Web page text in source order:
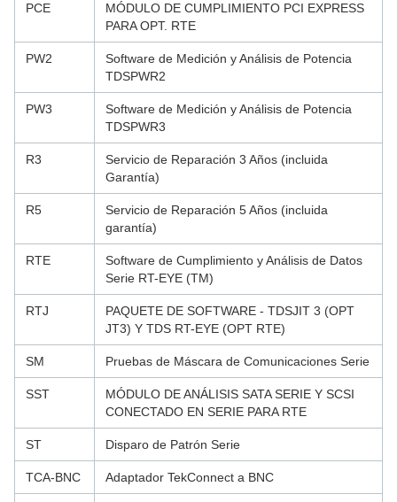
PCE
MÓDULO DE CUMPLIMIENTO PCI EXPRESS
PARA OPT. RTE
PW2
Software de Medición y Análisis de Potencia
TDSPWR2
PW3
Software de Medición y Análisis de Potencia
TDSPWR3
R3
Servicio de Reparación 3 Años (incluida
Garantía)
R5
Servicio de Reparación 5 Años (incluida
garantía)
RTE
Software de Cumplimiento y Análisis de Datos
Serie RT-EYE (TM)
RTJ
PAQUETE DE SOFTWARE - TDSJIT 3 (OPT
JT3) Y TDS RT-EYE (OPT RTE)
SM Pruebas de Máscara de Comunicaciones Serie
SST
MÓDULO DE ANÁLISIS SATA SERIE Y SCSI
CONECTADO EN SERIE PARA RTE
ST Disparo de Patrón Serie
TCA-BNC Adaptador TekConnect a BNC